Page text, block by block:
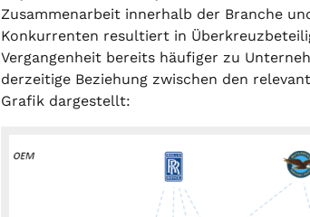
Zusammenarbeit innerhalb der Branche
Konkurrenten resultiert in
Vergangenheit bereits häufiger zu
derzeitige Beziehung zwischen den
Grafik dargestellt: